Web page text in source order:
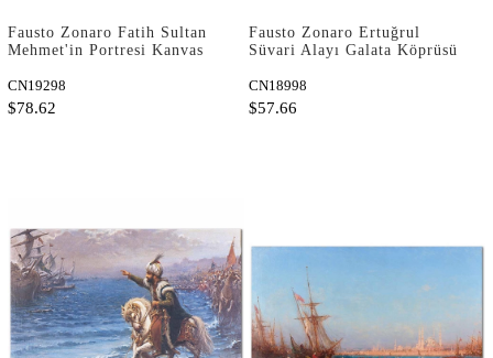
Fausto Zonaro Fatih Sultan
Mehmet'in Portresi Kanvas
CN19298
$78.62
Fausto Zonaro Ertuğrul
Süvari Alayı Galata Köprüsü
CN18998
$57.66